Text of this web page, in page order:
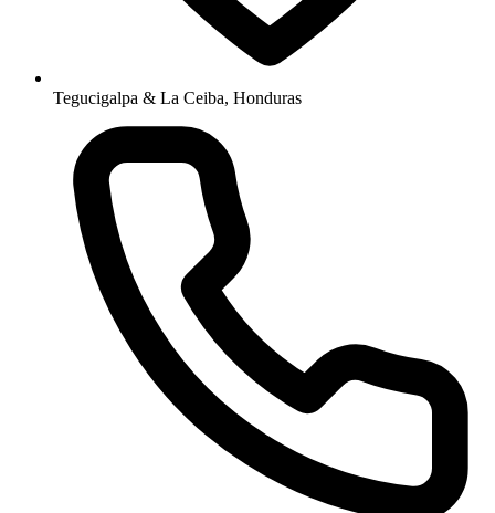
Tegucigalpa & La Ceiba, Honduras